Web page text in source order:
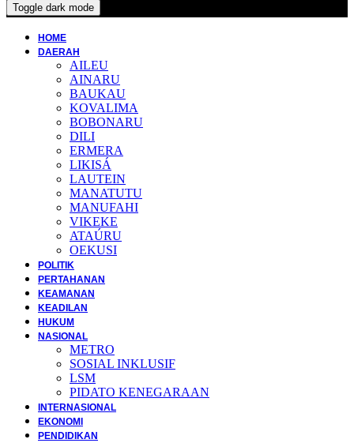
Toggle dark mode
HOME
DAERAH
AILEU
AINARU
BAUKAU
KOVALIMA
BOBONARU
DILI
ERMERA
LIKISÁ
LAUTEIN
MANATUTU
MANUFAHI
VIKEKE
ATAÚRU
OEKUSI
POLITIK
PERTAHANAN
KEAMANAN
KEADILAN
HUKUM
NASIONAL
METRO
SOSIAL INKLUSIF
LSM
PIDATO KENEGARAAN
INTERNASIONAL
EKONOMI
PENDIDIKAN